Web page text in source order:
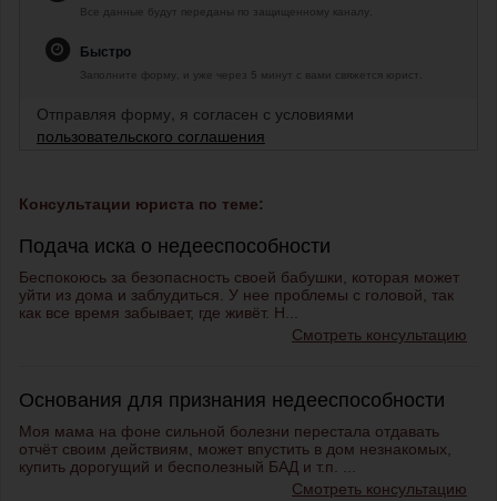
Все данные будут переданы по защищенному каналу.
Быстро
Заполните форму, и уже через 5 минут с вами свяжется юрист.
Отправляя форму, я согласен с условиями
пользовательского соглашения
Консультации юриста по теме:
Подача иска о недееспособности
Беспокоюсь за безопасность своей бабушки, которая может
уйти из дома и заблудиться. У нее проблемы с головой, так
как все время забывает, где живёт. Н...
Смотреть консультацию
Основания для признания недееспособности
Моя мама на фоне сильной болезни перестала отдавать
отчёт своим действиям, может впустить в дом незнакомых,
купить дорогущий и бесполезный БАД и т.п. ...
Смотреть консультацию